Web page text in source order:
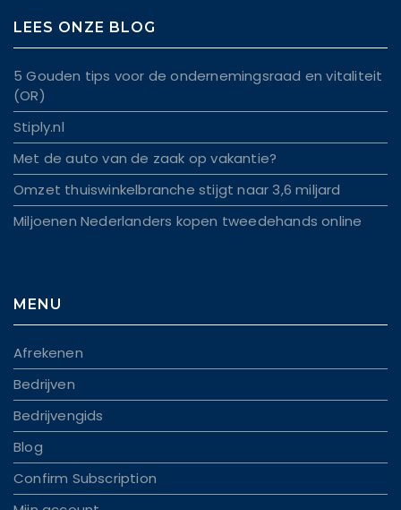
LEES ONZE BLOG
5 Gouden tips voor de ondernemingsraad en vitaliteit
(OR)
Stiply.nl
Met de auto van de zaak op vakantie?
Omzet thuiswinkelbranche stijgt naar 3,6 miljard
Miljoenen Nederlanders kopen tweedehands online
MENU
Afrekenen
Bedrijven
Bedrijvengids
Blog
Confirm Subscription